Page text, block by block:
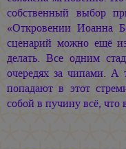
собственный выбор
«Откровении Иоанна
сценарий можно ещё
делать. Все одним
очередях за чипами. А
попадают в этот
собой в пучину всё, что